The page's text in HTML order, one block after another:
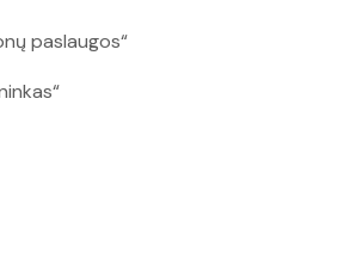
paslaugos“